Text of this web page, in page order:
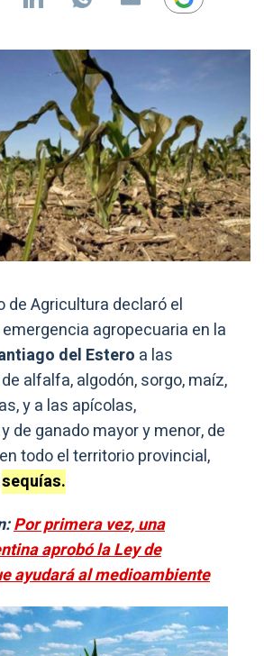
de Agricultura declaró el
agropecuaria en la
del Estero a las
alfalfa, algodón, sorgo, maíz,
y a las apícolas,
de ganado mayor y menor, de
todo el territorio provincial,
sequías.
Por primera vez, una
aprobó la Ley de
ayudará al medioambiente